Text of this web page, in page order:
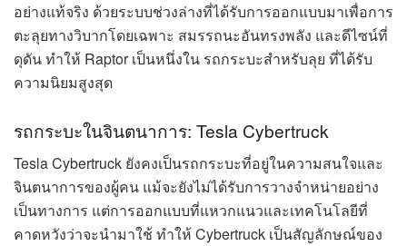
อย่างแท้จริง ด้วยระบบช่วงล่างที่ได้รับการออกแบบมาเพื่อการ
ตะลุยทางวิบากโดยเฉพาะ สมรรถนะอันทรงพลัง และดีไซน์ที่
ดุดัน ทำให้ Raptor เป็นหนึ่งใน รถกระบะสำหรับลุย ที่ได้รับ
ความนิยมสูงสุด
รถกระบะในจินตนาการ: Tesla Cybertruck
Tesla Cybertruck ยังคงเป็นรถกระบะที่อยู่ในความสนใจและ
จินตนาการของผู้คน แม้จะยังไม่ได้รับการวางจำหน่ายอย่าง
เป็นทางการ แต่การออกแบบที่แหวกแนวและเทคโนโลยีที่
คาดหวังว่าจะนำมาใช้ ทำให้ Cybertruck เป็นสัญลักษณ์ของ